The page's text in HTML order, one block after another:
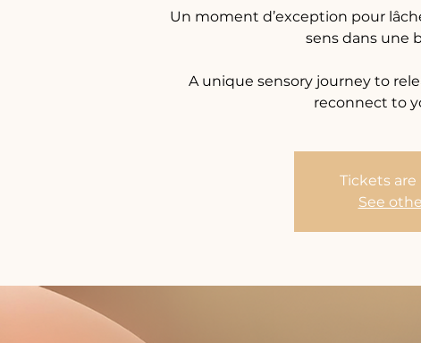
Un moment d’exception pour
sens dans une
A unique sensory journey to
reconnect to
Tickets are
See